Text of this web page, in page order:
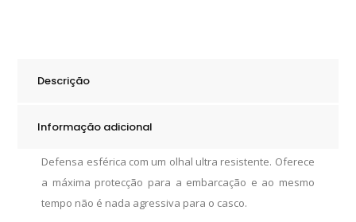
Descrição
Informação adicional
Defensa esférica com um olhal ultra resistente. Oferece
a máxima protecção para a embarcação e ao mesmo
tempo não é nada agressiva para o casco.